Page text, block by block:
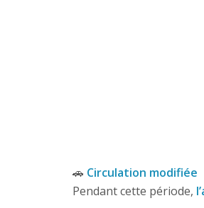
🚗 Circulation modifiée
Pendant cette période,